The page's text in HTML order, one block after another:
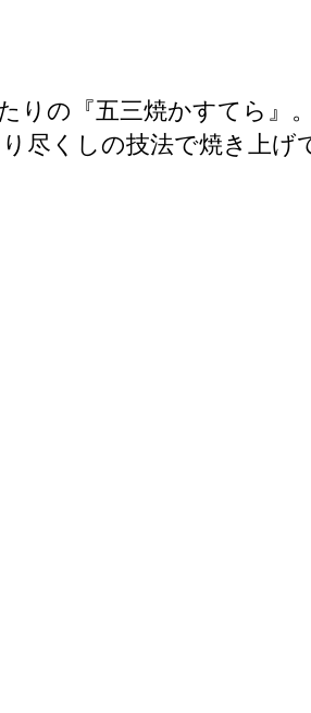
りの『五三焼かすてら』。
尽くしの技法で焼き上げ